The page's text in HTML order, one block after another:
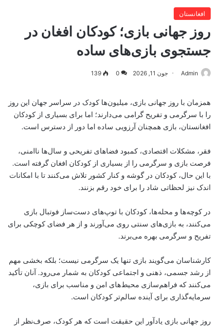
افغانستان
روز جهانی بازی؛ کودکان افغان در
جستجوی بازی‌های ساده
Admin جون 11, 2026 0
139
همزمان با روز جهانی بازی، میلیون‌ها کودک در سراسر جهان این روز
را با سرگرمی و تفریح گرامی می‌دارند؛ اما برای بسیاری از کودکان
افغانستان، بازی همچنان آرزویی ساده اما دور از دسترس است.
فقر، مشکلات اقتصادی، کمبود فضاهای تفریحی و سال‌ها ناامنی،
فرصت بازی و سرگرمی را از بسیاری از کودکان افغان گرفته است.
با این حال، کودکان در گوشه و کنار کشور تلاش می‌کنند تا با امکانات
اندک نیز لحظاتی شاد را برای خود رقم بزنند.
در کوچه‌ها و محله‌ها، کودکان با توپ‌های دست‌ساز فوتبال بازی
می‌کنند، به بازی‌های سنتی روی می‌آورند و از هر فضای کوچکی برای
تفریح و سرگرمی بهره می‌برند.
کارشناسان می‌گویند بازی تنها یک سرگرمی نیست؛ بلکه بخشی مهم
از رشد جسمی، ذهنی و اجتماعی کودکان به شمار می‌رود. آنان تأکید
می‌کنند که فراهم‌سازی محیط‌های امن و مناسب برای بازی،
سرمایه‌گذاری برای آینده سالم‌تر کودکان است.
روز جهانی بازی یادآور این حقیقت است که هر کودک، صرف‌نظر از